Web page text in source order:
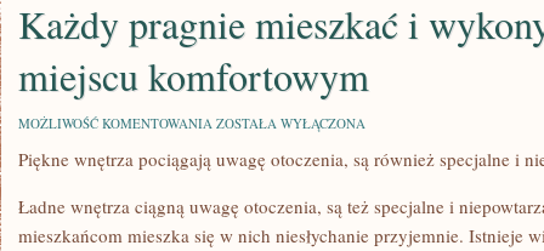
Każdy pragnie mieszkać i
miejscu komfortowym
MOŻLIWOŚĆ KOMENTOWANIA KAŻDY
MIESZKAĆ
PRACĘ
W
ZOSTAŁA WYŁĄCZONA
Piękne wnętrza pociągają uwagę otoczenia, są również specjalne i
Ładne wnętrza ciągną uwagę otoczenia, są też specjalne i
mieszkańcom mieszka się w nich niesłychanie przyjemnie. Istnieje